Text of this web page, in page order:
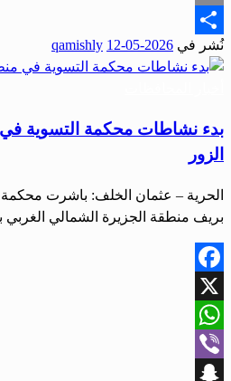
Email
Share
نُشر في 2026-05-12
qamishly
بدء نشاطات محكمة التسوية
الزور
الحرية – عثمان الخلف: باشرت
بريف منطقة الجزيرة الشمالي الغربي
Facebook
X
WhatsApp
Viber